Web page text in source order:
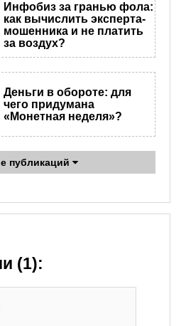
Инфобиз за гранью фола:
как вычислить эксперта-
мошенника и не платить
за воздух?
Деньги в обороте: для
чего придумана
«Монетная неделя»?
публикаций
(1):